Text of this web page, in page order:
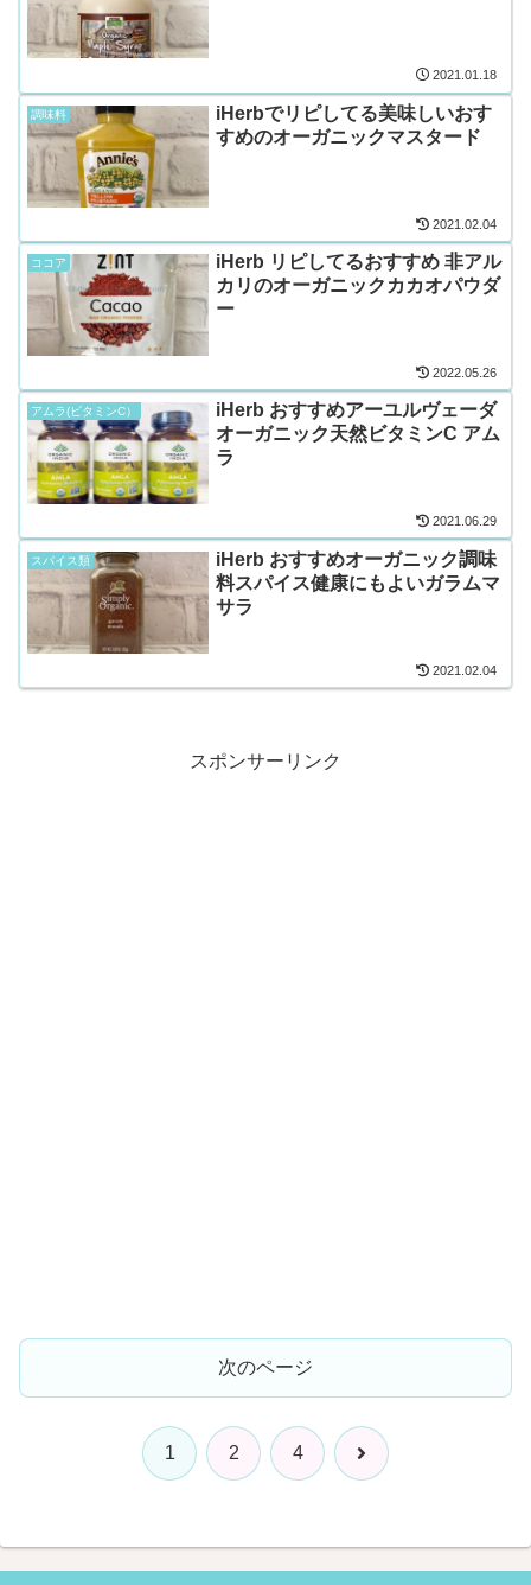
2021.01.18
調味料
iHerbでリピしてる美味しいおす
すめのオーガニックマスタード
2021.02.04
ココア
iHerb リピしてるおすすめ 非アル
カリのオーガニックカカオパウダ
ー
2022.05.26
アムラ(ビタミンC）
iHerb おすすめアーユルヴェーダ
オーガニック天然ビタミンC アム
ラ
2021.06.29
スパイス類
iHerb おすすめオーガニック調味
料スパイス健康にもよいガラムマ
サラ
2021.02.04
スポンサーリンク
次のページ
1 2 4 次